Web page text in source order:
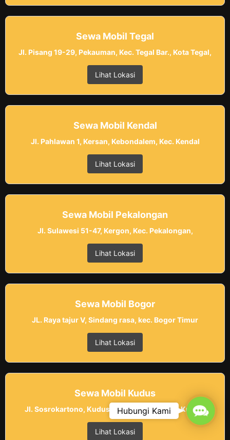
Sewa Mobil Tegal
Jl. Pisang 19-29, Pekauman, Kec. Tegal Bar., Kota Tegal,
Lihat Lokasi
Sewa Mobil Kendal
Jl. Pahlawan 1, Kersan, Kebondalem, Kec. Kendal
Lihat Lokasi
Sewa Mobil Pekalongan
Jl. Sulawesi 51-47, Kergon, Kec. Pekalongan,
Lihat Lokasi
Sewa Mobil Bogor
JL. Raya tajur V, Sindang rasa, kec. Bogor Timur
Lihat Lokasi
Sewa Mobil Kudus
Jl. Sosrokartono, Kudus, Kaliputu, Kec. Kota Kudus,
Lihat Lokasi
Hubungi Kami